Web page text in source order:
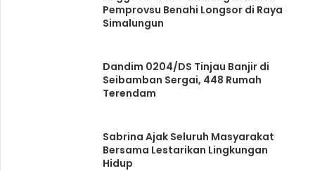
Pemprovsu Benahi Longsor di Raya
Simalungun
Dandim 0204/DS Tinjau Banjir di
Seibamban Sergai, 448 Rumah
Terendam
Sabrina Ajak Seluruh Masyarakat
Bersama Lestarikan Lingkungan
Hidup